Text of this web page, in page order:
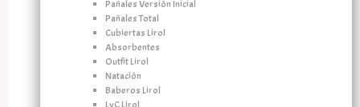
Pañales Versión Inicial
Pañales Total
Cubiertas Lirol
Absorbentes
Outfit Lirol
Natación
Baberos Lirol
LyC Lirol